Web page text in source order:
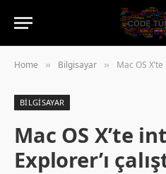
Home » Bilgisayar » Mac OS
BILGISAYAR
Mac OS X’te
Explorer’ı